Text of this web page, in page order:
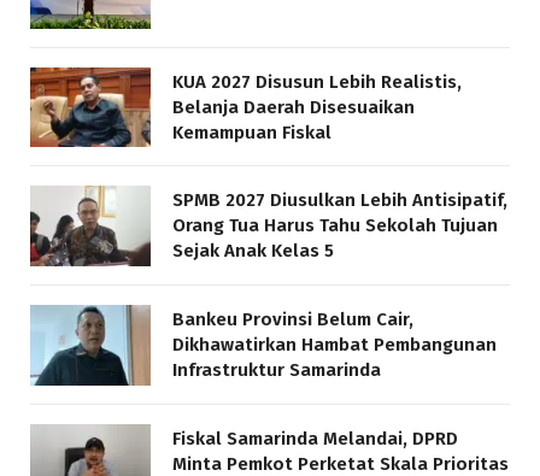
KUA 2027 Disusun Lebih Realistis,
Belanja Daerah Disesuaikan
Kemampuan Fiskal
SPMB 2027 Diusulkan Lebih Antisipatif,
Orang Tua Harus Tahu Sekolah Tujuan
Sejak Anak Kelas 5
Bankeu Provinsi Belum Cair,
Dikhawatirkan Hambat Pembangunan
Infrastruktur Samarinda
Fiskal Samarinda Melandai, DPRD
Minta Pemkot Perketat Skala Prioritas